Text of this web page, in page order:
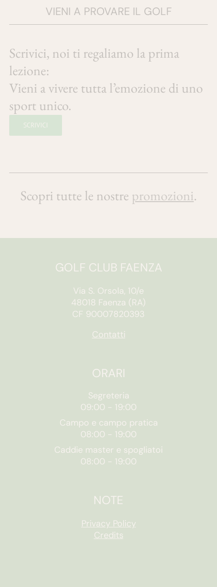
VIENI A PROVARE IL GOLF
Scrivici, noi ti regaliamo la prima
lezione:
Vieni a vivere tutta l’emozione di uno
sport unico.
SCRIVICI
Scopri tutte le nostre promozioni.
GOLF CLUB FAENZA
Via S. Orsola, 10/e
48018 Faenza (RA)
CF 90007820393
Contatti
ORARI
Segreteria
09:00 - 19:00
Campo e campo pratica
08:00 - 19:00
Caddie master e spogliatoi
08:00 - 19:00
NOTE
Privacy Policy
Credits